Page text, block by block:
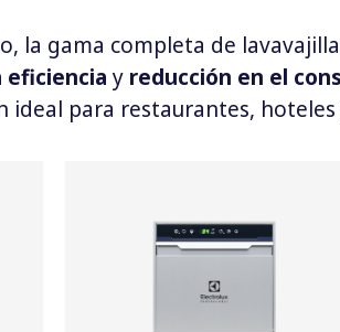
la gama completa de
eficiencia y reducción en el
para restaurantes,